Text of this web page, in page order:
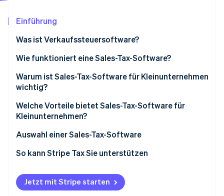
Jetzt ansehen
Einführung
Was ist Verkaufssteuersoftware?
Wie funktioniert eine Sales-Tax-Software?
Warum ist Sales-Tax-Software für Kleinunternehmen
wichtig?
Welche Vorteile bietet Sales-Tax-Software für
Kleinunternehmen?
Auswahl einer Sales-Tax-Software
Erforderliche Informationen für Ihr Unternehmen
Verfügbare Optionen recherchieren
Merkmale und Funktionalität
So kann Stripe Tax Sie unterstützen
Jetzt mit Stripe starten